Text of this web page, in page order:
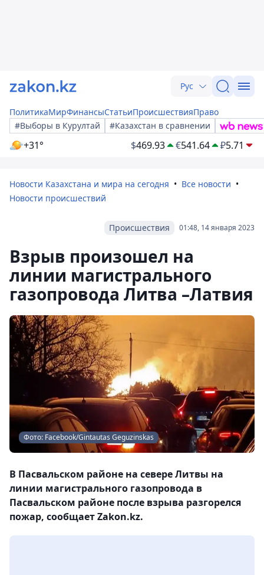
Рус
ПолитикаМирФинансыСтатьиПроисшествияПраво
#Выборы в Курултай
#Казахстан в сравнении
+31° $469.93 €541.64 ₽5.71
Новости Казахстана и мира на сегодня
Все новости
Новости происшествий
01:48, 14 января 2023
Происшествия
Взрыв произошел на
линии магистрального
газопровода Литва –Латвия
Фото: Facebook/Gintautas Geguzinskas
В Пасвальском районе на севере Литвы на
линии магистрального газопровода в
Пасвальском районе после взрыва разгорелся
пожар, сообщает Zakon.kz.